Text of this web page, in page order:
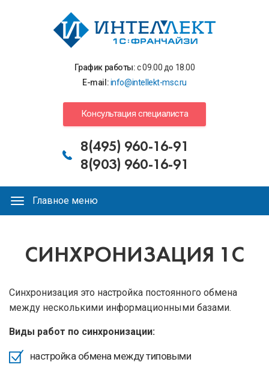
График работы:с 09.00 до 18.00
E-mail:info@intellekt-msc.ru
Консультация специалиста
8(495) 960-16-91
8(903) 960-16-91
Главное
меню
Главное меню
Вы
СИНХРОНИЗАЦИЯ 1С
Синхронизация это настройка постоянного обмена
между несколькими информационными базами.
Виды работ по синхронизации:
настройка обмена между типовыми